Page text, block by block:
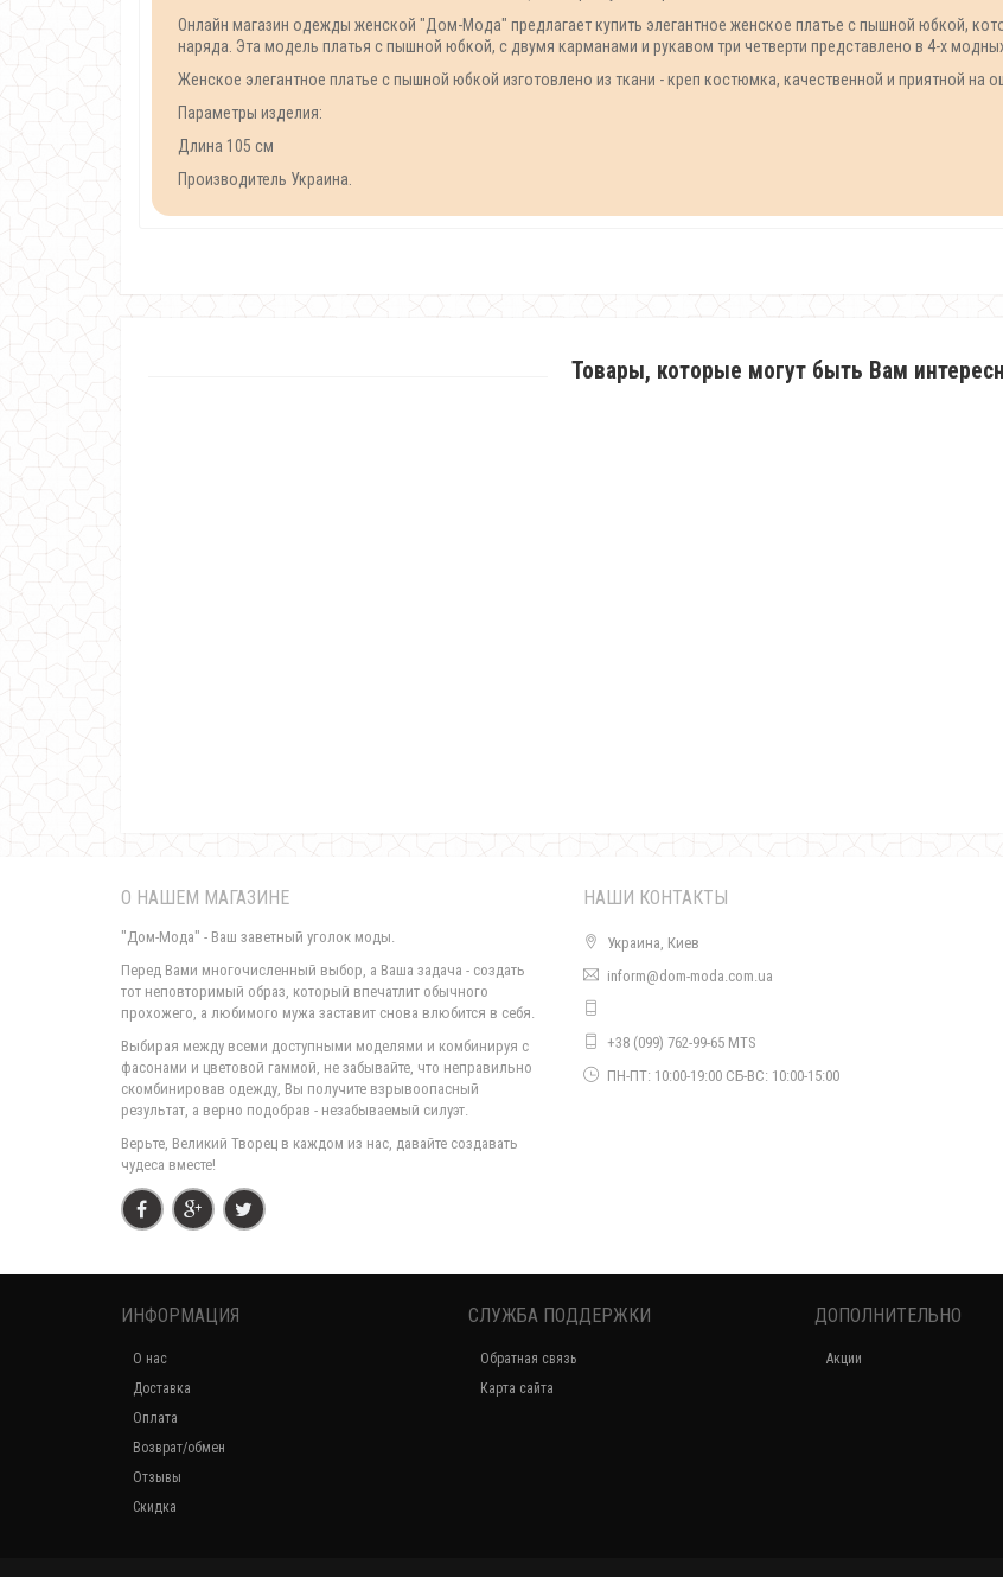
Онлайн магазин одежды женской "Дом-Мода" предлагает купить элегантное женское платье с пышной юбкой,
наряда. Эта модель платья с пышной юбкой, с двумя карманами и рукавом три четверти представлено в 4-х
Женское элегантное платье с пышной юбкой изготовлено из ткани - креп костюмка, качественной и приятной на
Параметры изделия:
Длина 105 см
Производитель Украина.
Товары, которые могут быть Вам
Женское элегантное пальто до колена
О НАШЕМ МАГАЗИНЕ
"Дом-Мода" - Ваш заветный уголок моды.
Перед Вами многочисленный выбор, а Ваша задача - создать
тот неповторимый образ, который впечатлит обычного
прохожего, а любимого мужа заставит снова влюбится в себя.
Выбирая между всеми доступными моделями и комбинируя с
фасонами и цветовой гаммой, не забывайте, что неправильно
скомбинировав одежду, Вы получите взрывоопасный
результат, а верно подобрав - незабываемый силуэт.
Верьте, Великий Творец в каждом из нас, давайте создавать
чудеса вместе!
НАШИ КОНТАКТЫ
Украина, Киев
inform@dom-moda.com.ua
+38 (099) 762-99-65 MTS
ПН-ПТ: 10:00-19:00 СБ-ВС: 10:00-15:00
ИНФОРМАЦИЯ
О нас
Доставка
Оплата
Возврат/обмен
Отзывы
Скидка
СЛУЖБА ПОДДЕРЖКИ
Обратная связь
Карта сайта
ДОПОЛНИТЕЛЬНО
Акции